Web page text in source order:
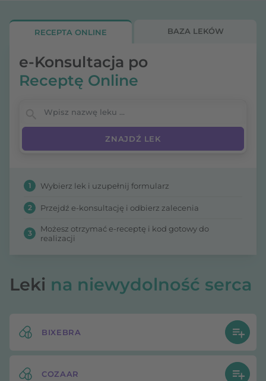
RECEPTA ONLINE BAZA LEKÓW
e-Konsultacja po
Receptę Online
Wpisz nazwę leku
1 Wybierz lek i uzupełnij formularz
2 Przejdź e-konsultację i odbierz zalecenia
3
Możesz otrzymać e-receptę i kod gotowy do
realizacji
Leki na niewydolność serca
BIXEBRA
COZAAR